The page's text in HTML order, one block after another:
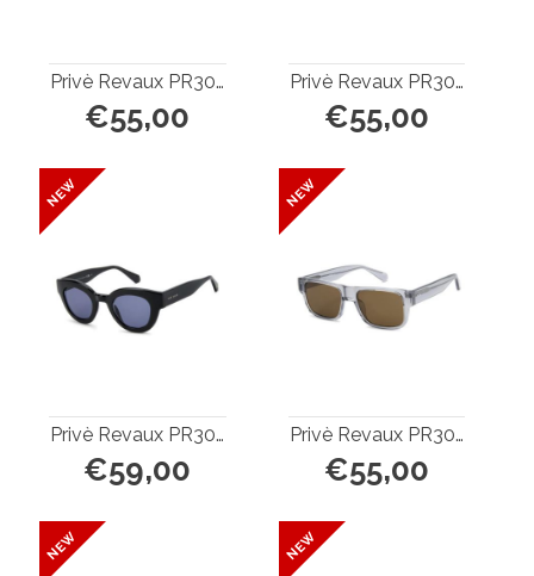
Privè Revaux PR3011/G/S
€55,00
Privè Revaux PR3005/G/S
€55,00
Privè Revaux PR3002/G/S
€59,00
Privè Revaux PR3013/G/S
€55,00